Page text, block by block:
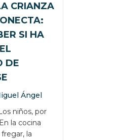
CRIANZA
SI HA
DE
Ángel
niños, por
la cocina
la